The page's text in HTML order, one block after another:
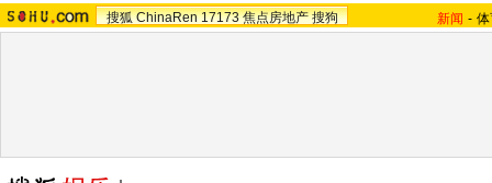
搜狐 ChinaRen 17173 焦点房地产 搜狗 新闻 -